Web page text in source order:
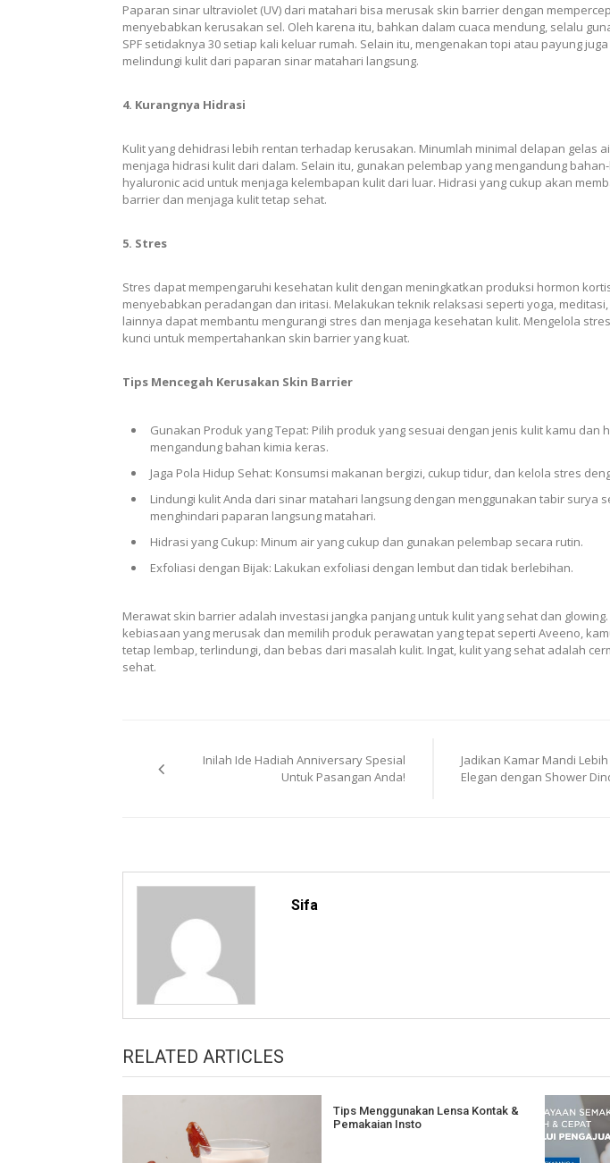
Paparan sinar ultraviolet (UV) dari matahari bisa merusak skin barrier dengan
menyebabkan kerusakan sel. Oleh karena itu, bahkan dalam cuaca mendung, selalu
SPF setidaknya 30 setiap kali keluar rumah. Selain itu, mengenakan topi atau payung
melindungi kulit dari paparan sinar matahari langsung.
4. Kurangnya Hidrasi
Kulit yang dehidrasi lebih rentan terhadap kerusakan. Minumlah minimal delapan gelas
menjaga hidrasi kulit dari dalam. Selain itu, gunakan pelembap yang mengandung
hyaluronic acid untuk menjaga kelembapan kulit dari luar. Hidrasi yang cukup akan
barrier dan menjaga kulit tetap sehat.
5. Stres
Stres dapat mempengaruhi kesehatan kulit dengan meningkatkan produksi hormon
menyebabkan peradangan dan iritasi. Melakukan teknik relaksasi seperti yoga,
lainnya dapat membantu mengurangi stres dan menjaga kesehatan kulit. Mengelola
kunci untuk mempertahankan skin barrier yang kuat.
Tips Mencegah Kerusakan Skin Barrier
Gunakan Produk yang Tepat: Pilih produk yang sesuai dengan jenis kulit kamu dan
mengandung bahan kimia keras.
Jaga Pola Hidup Sehat: Konsumsi makanan bergizi, cukup tidur, dan kelola stres
Lindungi kulit Anda dari sinar matahari langsung dengan menggunakan tabir surya
menghindari paparan langsung matahari.
Hidrasi yang Cukup: Minum air yang cukup dan gunakan pelembap secara rutin.
Exfoliasi dengan Bijak: Lakukan exfoliasi dengan lembut dan tidak berlebihan.
Merawat skin barrier adalah investasi jangka panjang untuk kulit yang sehat dan
kebiasaan yang merusak dan memilih produk perawatan yang tepat seperti Aveeno,
tetap lembap, terlindungi, dan bebas dari masalah kulit. Ingat, kulit yang sehat adalah
sehat.
navigation
Inilah Ide Hadiah Anniversary Spesial
Untuk Pasangan Anda!
Jadikan Kamar Mandi
Elegan dengan Shower
Sifa
RELATED ARTICLES
Tips Menggunakan Lensa Kontak &
Pemakaian Insto